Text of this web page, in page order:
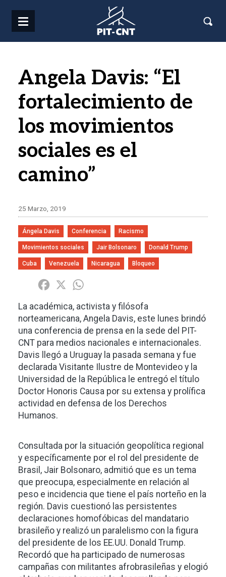
Angela Davis: “El
fortalecimiento de
los movimientos
sociales es el
camino”
25 Marzo, 2019
Ángela Davis Conferencia Racismo
Movimientos sociales Jair Bolsonaro Donald Trump
Cuba Venezuela Nicaragua Bloqueo
Share Facebook
X
La académica, activista y filósofa
norteamericana, Angela Davis, este lunes brindó
una conferencia de prensa en la sede del PIT-
CNT para medios nacionales e internacionales.
Davis llegó a Uruguay la pasada semana y fue
declarada Visitante Ilustre de Montevideo y la
Universidad de la República le entregó el título
Doctor Honoris Causa por su extensa y prolífica
actividad en defensa de los Derechos
Humanos.
Consultada por la situación geopolítica regional
y específicamente por el rol del presidente de
Brasil, Jair Bolsonaro, admitió que es un tema
que preocupa, especialmente en relación al
peso e incidencia que tiene el país norteño en la
región. Davis cuestionó las persistentes
declaraciones homofóbicas del mandatario
brasileño y realizó un paralelismo con la figura
del presidente de los EE.UU. Donald Trump.
Recordó que ha participado de numerosas
campañas con militantes afrobrasileñas y elogió